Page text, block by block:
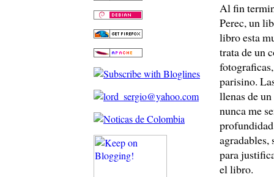
Al fin
Perec, un
libro esta
trata de un
parisino.
llenas de
nunca me
agradables,
para
el libro.